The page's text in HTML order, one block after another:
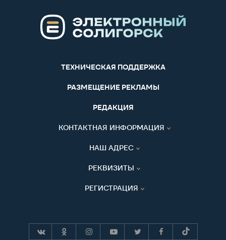
ТЕХНИЧЕСКАЯ ПОДДЕРЖКА
РАЗМЕЩЕНИЕ РЕКЛАМЫ
РЕДАКЦИЯ
КОНТАКТНАЯ ИНФОРМАЦИЯ
НАШ АДРЕС
РЕКВИЗИТЫ
РЕГИСТРАЦИЯ